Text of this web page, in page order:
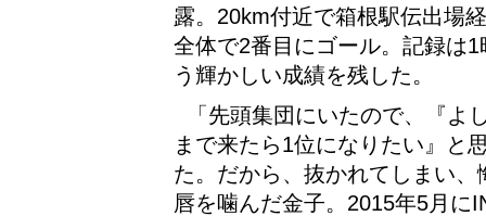
露。20km付近で箱根駅伝出場
全体で2番目にゴール。記録は
う輝かしい成績を残した。
「先頭集団にいたので、『よ
まで来たら1位になりたい』と
た。だから、抜かれてしまい、
唇を噛んだ金子。2015年5月に